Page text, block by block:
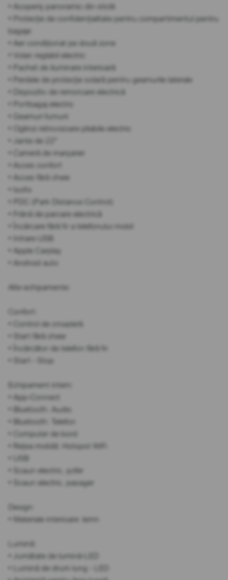
• Acoperiș panoramic din sticlă
• Protecție de confidențialitate pentru compartimentul pentru
bagaje
• Aer condiționat pe două zone
• Volan reglabil electric
• Pachet de iluminare interioară
• Perdele de protecție solară pentru geamurile laterale
• Dispozitiv de remorcare electrică
• Portbagaj electric
• Geamuri fumurii
• Oglinzi retrovizoare pliabile electric
• Jante de 22"
• Cameră de marșarier
• Acces confort
• Acces fără cheie
• Isofix
• PDC (Park Distance Control)
• Frână de parcare electrică
• Încărcare fără fir a telefonului mobil
• Intrare USB
• Apple Carplay
• Android auto
Alte echipamente:
Confort:
• Control de croazieră
• Start fără cheie
• Încărcător de telefon fără fir
• Start - Stop
Echipament intern:
• App-Connect
• Bluetooth: Audio
• Bluetooth: Telefon
• Computer de bord
• Rețea mobilă: Hotspot WiFi
• Scaun electric, șofer
• Scaun electric, pasager
Design:
• Materiale interioare: lemn
Lumină:
• Jumătate de lumină-LED
• Lumină de drum lung - LED